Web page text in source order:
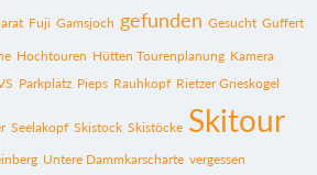
Fuji Gamsjoch gefunden Gesucht Guffert
Hochtouren Hütten Tourenplanung Kamera
Parkplatz Pieps Rauhkopf Rietzer Grieskogel
Seelakopf Skistock Skistöcke Skitour
Untere Dammkarscharte vergessen